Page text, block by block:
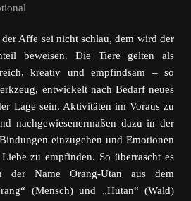
Affe sei nicht schlau, dem wird der
beweisen. Die Tiere gelten als
kreativ und empfindsam – so
entwickelt nach Bedarf neues
Lage sein, Aktivitäten im Voraus zu
nachgewiesenermaßen dazu in der
einzugehen und Emotionen
zu empfinden. So überrascht es
der Name Orang-Utan aus dem
(Mensch) und „Hutan“ (Wald)